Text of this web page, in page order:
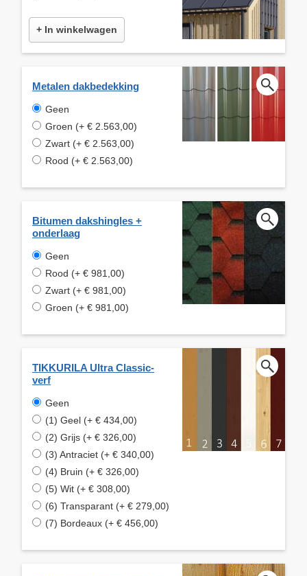
+ In winkelwagen
Metalen dakbedekking
Geen
Groen (+ € 2.563,00)
Zwart (+ € 2.563,00)
Rood (+ € 2.563,00)
Bitumen dakshingles +
onderlaag
Geen
Rood (+ € 981,00)
Zwart (+ € 981,00)
Groen (+ € 981,00)
TIKKURILA Ultra Classic-
verf
Geen
(1) Geel (+ € 434,00)
(2) Grijs (+ € 326,00)
(3) Antraciet (+ € 340,00)
(4) Bruin (+ € 326,00)
(5) Wit (+ € 308,00)
(6) Transparant (+ € 279,00)
(7) Bordeaux (+ € 456,00)